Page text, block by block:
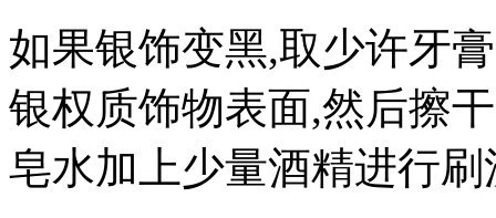
如果银饰变黑,取少许牙
银权质饰物表面,然后擦
皂水加上少量酒精进行